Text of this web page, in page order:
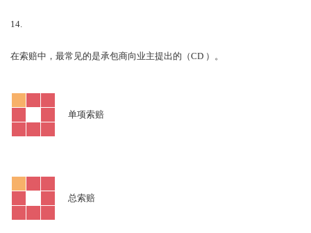
14.
在索赔中，最常见的是承包商向业主提出的（CD ）。
单项索赔
总索赔